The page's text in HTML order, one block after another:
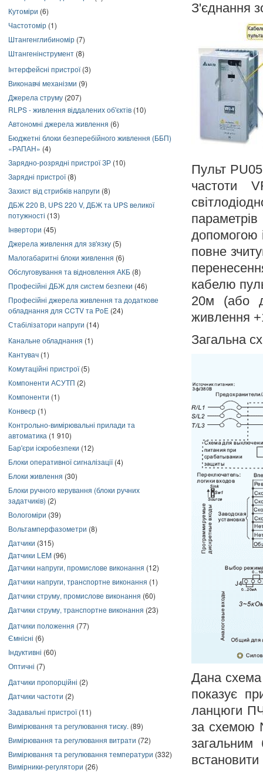
Кутоміри (6)
Частотомір (1)
Штангенглибиномір (7)
Штангенінструмент (8)
Інтерфейсні пристрої(3)
Виконавчі механізми (9)
Джерела струму (207)
RLPS - живлення віддалених об'єктів (10)
Автономні джерела живлення (6)
Бюджетні блоки безперебійного живлення (ББП)
«РАПАН» (4)
Зарядно-розрядні пристрої ЗР (10)
Зарядні пристрої(8)
Захист від стрибків напруги (8)
ДБЖ 220 В, UPS 220 V, ДБЖ та UPS великої
потужності (13)
Інвертори (45)
Джерела живлення для зв'язку (5)
Малогабаритні блоки живлення (6)
Обслуговування та відновлення АКБ (8)
Професійні ДБЖ для систем безпеки (46)
Професійні джерела живлення та додаткове
обладнання для CCTV та PoE (24)
Стабілізатори напруги (14)
Канальне обладнання (1)
Кантувач (1)
Комутаційні пристрої(5)
Компоненти АСУТП (2)
Компоненти (1)
Конвеєр (1)
Контрольно-вимірювальні прилади та
автоматика (1 910)
Бар'єри іскробезпеки (12)
Блоки оперативної сигналізації(4)
Блоки живлення (30)
Блоки ручного керування (блоки ручних
задатчиків) (2)
Вологоміри (39)
Вольтамперфазометри (8)
Датчики (315)
Датчики LEM (96)
Датчики напруги, промислове виконання (12)
Датчики напруги, транспортне виконання (1)
Датчики струму, промислове виконання (60)
Датчики струму, транспортне виконання (23)
Датчики положення (77)
Ємнісні (6)
Індуктивні (60)
Оптичні (7)
Датчики пропорційні (2)
Датчики частоти (2)
Задавальні пристрої(11)
Вимірювання та регулювання тиску. (89)
Вимірювання та регулювання витрати (72)
Вимірювання та регулювання температури (332)
Вимірники-регулятори (26)
З'єднання
Пульт
частоти
допомогою
повне
кабелю
20м (або
живлення
Загальна
Дана
показує
ланцюги
за схемою